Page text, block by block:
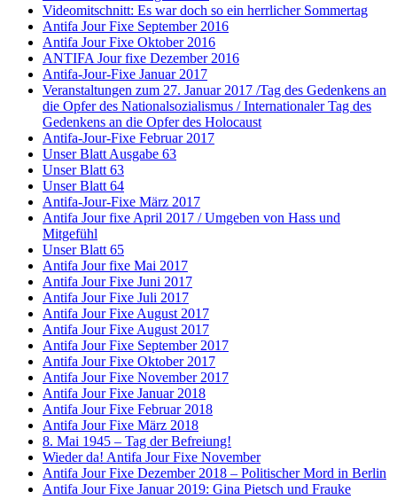
Videomitschnitt: Es war doch so ein herrlicher Sommertag
Antifa Jour Fixe September 2016
Antifa Jour Fixe Oktober 2016
ANTIFA Jour fixe Dezember 2016
Antifa-Jour-Fixe Januar 2017
Veranstaltungen zum 27. Januar 2017 /Tag des Gedenkens an
die Opfer des Nationalsozialismus / Internationaler Tag des
Gedenkens an die Opfer des Holocaust
Antifa-Jour-Fixe Februar 2017
Unser Blatt Ausgabe 63
Unser Blatt 63
Unser Blatt 64
Antifa-Jour-Fixe März 2017
Antifa Jour fixe April 2017 / Umgeben von Hass und
Mitgefühl
Unser Blatt 65
Antifa Jour fixe Mai 2017
Antifa Jour Fixe Juni 2017
Antifa Jour Fixe Juli 2017
Antifa Jour Fixe August 2017
Antifa Jour Fixe August 2017
Antifa Jour Fixe September 2017
Antifa Jour Fixe Oktober 2017
Antifa Jour Fixe November 2017
Antifa Jour Fixe Januar 2018
Antifa Jour Fixe Februar 2018
Antifa Jour Fixe März 2018
8. Mai 1945 – Tag der Befreiung!
Wieder da! Antifa Jour Fixe November
Antifa Jour Fixe Dezember 2018 – Politischer Mord in Berlin
Antifa Jour Fixe Januar 2019: Gina Pietsch und Frauke